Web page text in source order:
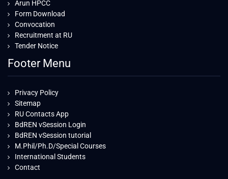
Arun HPCC
Form Download
Convocation
Recruitment at RU
Tender Notice
Footer Menu
Privacy Policy
Sitemap
RU Contacts App
BdREN vSession Login
BdREN vSession tutorial
M.Phil/Ph.D/Special Courses
International Students
Contact